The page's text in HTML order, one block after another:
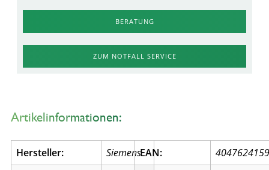
BERATUNG
ZUM NOTFALL SERVICE
Artikelinformationen:
Hersteller: SiemensEAN: